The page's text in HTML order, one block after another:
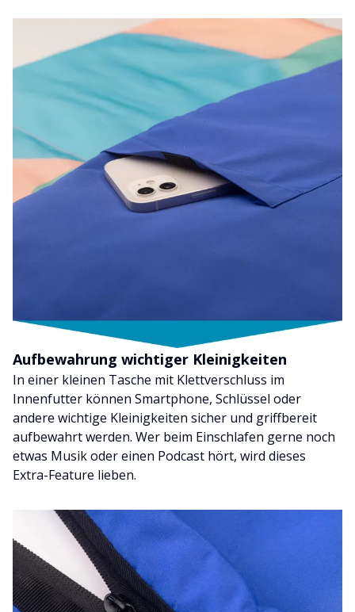
Aufbewahrung wichtiger Kleinigkeiten
In einer kleinen Tasche mit Klettverschluss im
Innenfutter können Smartphone, Schlüssel oder
andere wichtige Kleinigkeiten sicher und griffbereit
aufbewahrt werden. Wer beim Einschlafen gerne noch
etwas Musik oder einen Podcast hört, wird dieses
Extra-Feature lieben.